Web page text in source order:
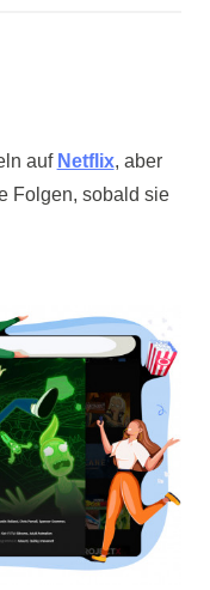
auf Netflix, aber
Folgen, sobald sie